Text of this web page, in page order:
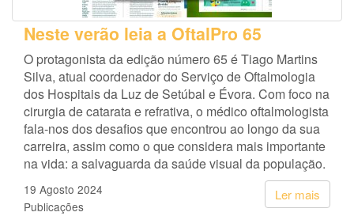
Neste verão leia a OftalPro 65
O protagonista da edição número 65 é Tiago Martins
Silva, atual coordenador do Serviço de Oftalmologia
dos Hospitais da Luz de Setúbal e Évora. Com foco na
cirurgia de catarata e refrativa, o médico oftalmologista
fala-nos dos desafios que encontrou ao longo da sua
carreira, assim como o que considera mais importante
na vida: a salvaguarda da saúde visual da população.
Ler mais
19 Agosto 2024
Publicações